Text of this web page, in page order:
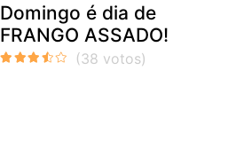
Domingo é dia de
FRANGO ASSADO!